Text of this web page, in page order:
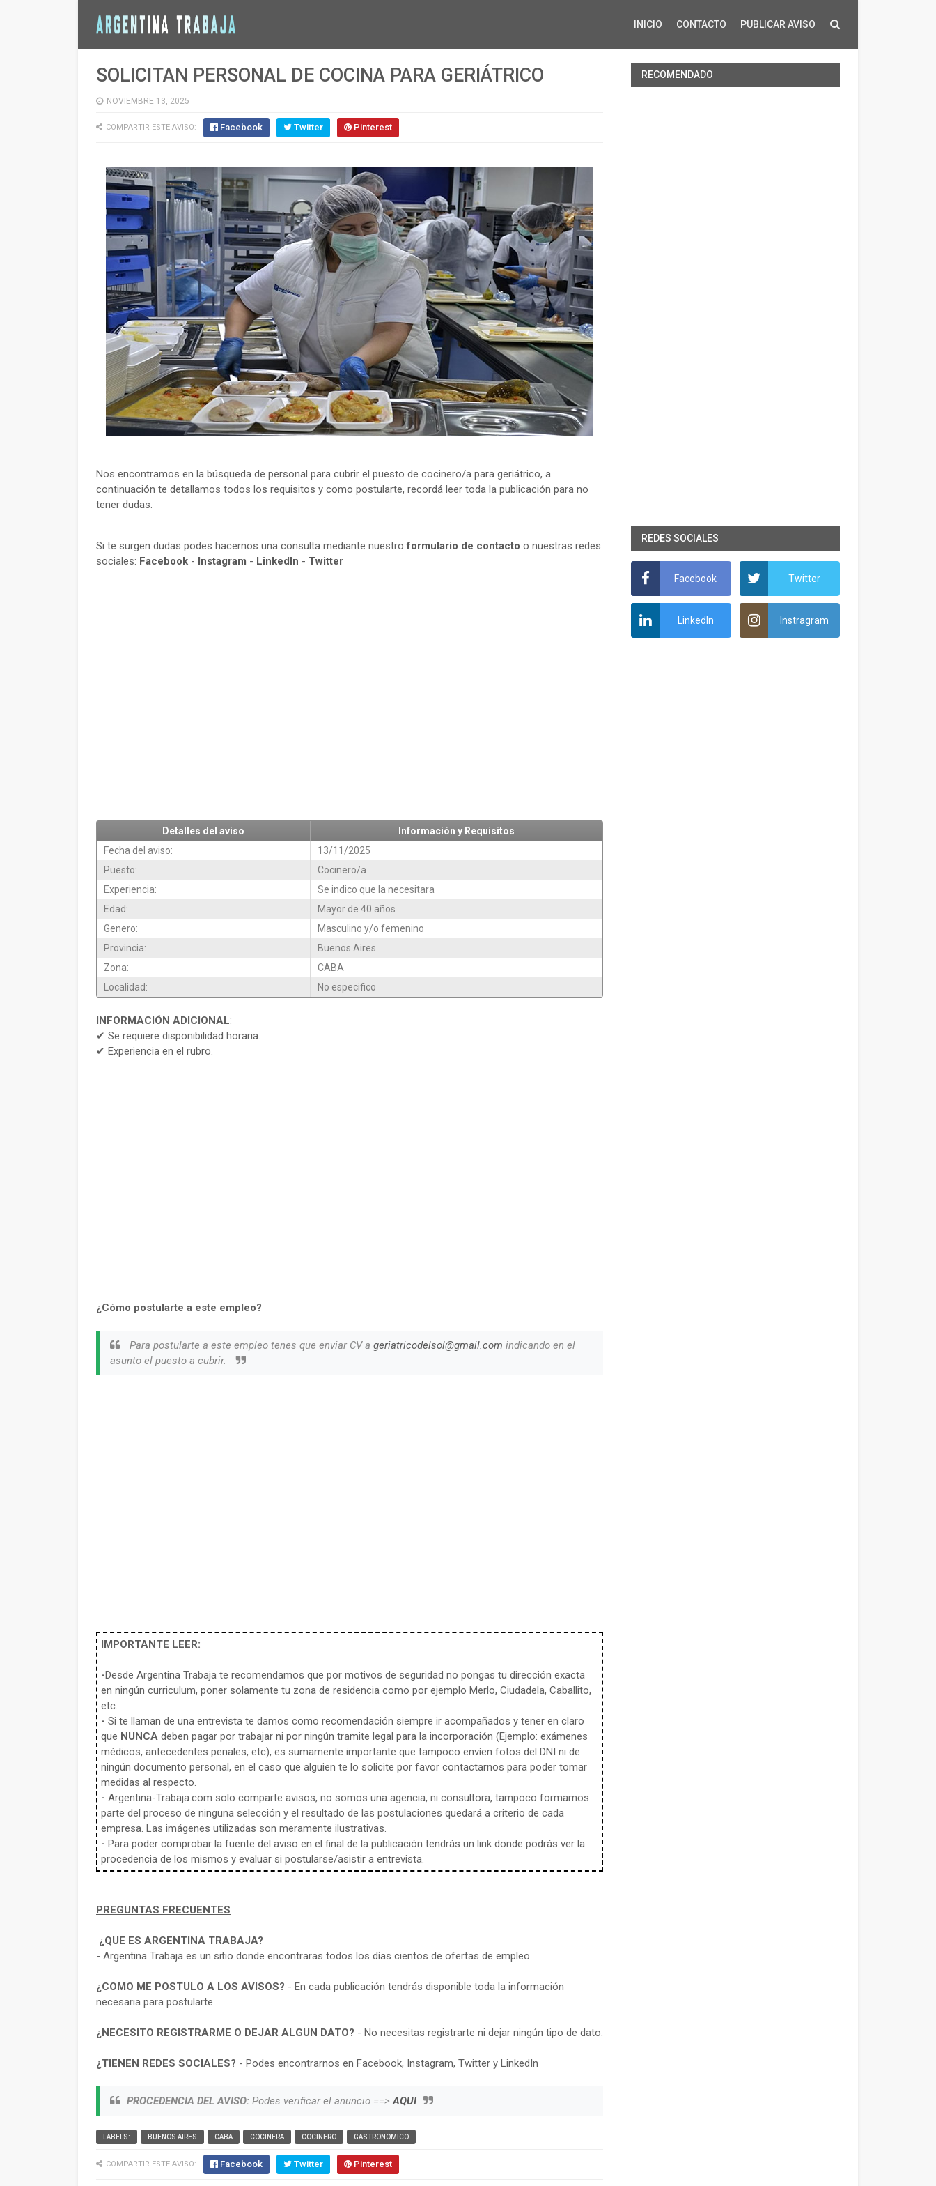
INICIO CONTACTO PUBLICAR AVISO
SOLICITAN PERSONAL DE COCINA PARA GERIÁTRICO
NOVIEMBRE 13, 2025
COMPARTIR ESTE AVISO: Facebook Twitter Pinterest
Nos encontramos en la búsqueda de personal para cubrir el puesto de cocinero/a para geriátrico, a
continuación te detallamos todos los requisitos y como postularte, recordá leer toda la publicación para no
tener dudas.
Si te surgen dudas podes hacernos una consulta mediante nuestroformulario de contacto o nuestras redes
sociales: Facebook - Instagram - LinkedIn - Twitter
Detalles del aviso
Información y Requisitos
Fecha del aviso:
13/11/2025
Puesto:
Cocinero/a
Experiencia:
Se indico que la necesitara
Edad:
Mayor de 40 años
Genero:
Masculino y/o femenino
Provincia:
Buenos Aires
Zona:
CABA
Localidad:
No especifico
INFORMACIÓN ADICIONAL:
✔ Se requiere disponibilidad horaria.
✔ Experiencia en el rubro.
¿Cómo postularte a este empleo?
Para postularte a este empleo tenes que enviar CV a geriatricodelsol@gmail.com indicando en el
asunto el puesto a cubrir.
IMPORTANTE LEER:
-Desde Argentina Trabaja te recomendamos que por motivos de seguridad no pongas tu dirección exacta
en ningún curriculum, poner solamente tu zona de residencia como por ejemplo Merlo, Ciudadela, Caballito,
etc.
- Si te llaman de una entrevista te damos como recomendación siempre ir acompañados y tener en claro
que NUNCA deben pagar por trabajar ni por ningún tramite legal para la incorporación (Ejemplo: exámenes
médicos, antecedentes penales, etc), es sumamente importante que tampoco envíen fotos del DNI ni de
ningún documento personal, en el caso que alguien te lo solicite por favor contactarnos para poder tomar
medidas al respecto.
- Argentina-Trabaja.com solo comparte avisos, no somos una agencia, ni consultora, tampoco formamos
parte del proceso de ninguna selección y el resultado de las postulaciones quedará a criterio de cada
empresa. Las imágenes utilizadas son meramente ilustrativas.
- Para poder comprobar la fuente del aviso en el final de la publicación tendrás un link donde podrás ver la
procedencia de los mismos y evaluar si postularse/asistir a entrevista.
PREGUNTAS FRECUENTES
¿QUE ES ARGENTINA TRABAJA?
- Argentina Trabaja es un sitio donde encontraras todos los días cientos de ofertas de empleo.
¿COMO ME POSTULO A LOS AVISOS? - En cada publicación tendrás disponible toda la información
necesaria para postularte.
¿NECESITO REGISTRARME O DEJAR ALGUN DATO? - No necesitas registrarte ni dejar ningún tipo de dato.
¿TIENEN REDES SOCIALES? - Podes encontrarnos en Facebook, Instagram, Twitter y LinkedIn
PROCEDENCIA DEL AVISO: Podes verificar el anuncio ==>AQUI
LABELS: BUENOS AIRES CABA COCINERA COCINERO GASTRONOMICO
COMPARTIR ESTE AVISO: Facebook Twitter Pinterest
RECOMENDADO
REDES SOCIALES
Facebook Twitter
LinkedIn Instragram